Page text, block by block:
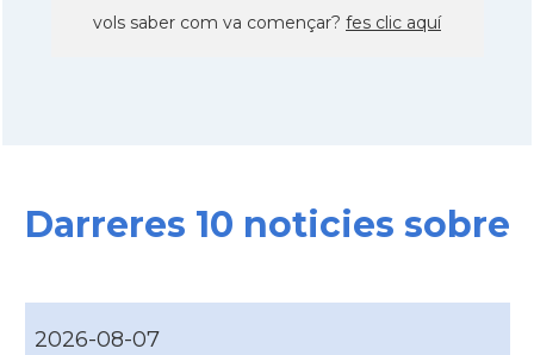
vols saber com va començar? fes clic aquí
Darreres 10 noticies sobre
2026-08-07